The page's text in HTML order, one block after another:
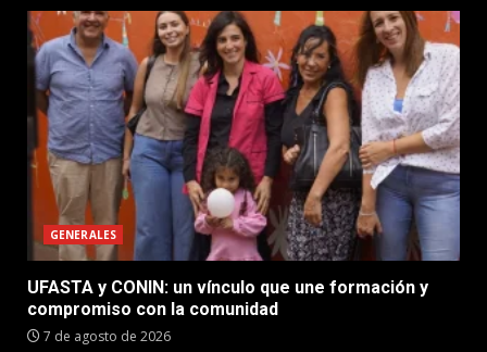
GENERALES
UFASTA y CONIN: un vínculo que une formación y
compromiso con la comunidad
7 de agosto de 2026